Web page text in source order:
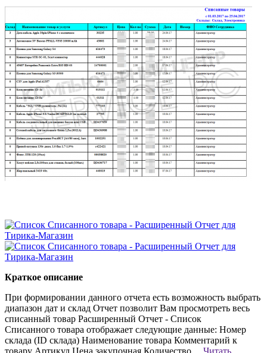
Краткое описание
При формировании данного отчета есть возможность выбрать
диапазон дат и склад Отчет позволит Вам просмотреть весь
списанный товар Расширенный Отчет - Список
Списанного товара отображает следующие данные: Номер
склада (ID склада) Наименование товара Комментарий к